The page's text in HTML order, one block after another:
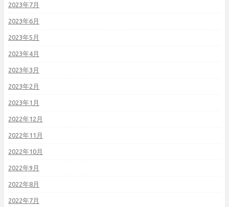
2023年7月
2023年6月
2023年5月
2023年4月
2023年3月
2023年2月
2023年1月
2022年12月
2022年11月
2022年10月
2022年9月
2022年8月
2022年7月